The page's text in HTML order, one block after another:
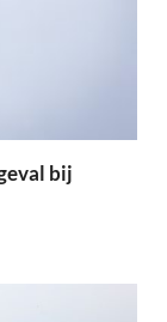
bij